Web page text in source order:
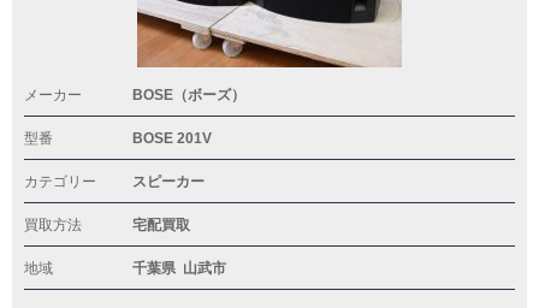
メーカー BOSE（ボーズ）
型番 BOSE 201V
カテゴリー スピーカー
買取方法 宅配買取
地域 千葉県 山武市